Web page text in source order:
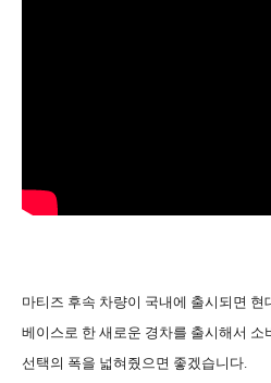
마티즈 후속 차량이 국내에 출시되면
베이스로 한 새로운 경차를 출시해서 소
선택의 폭을 넓혀줬으면 좋겠습니다.